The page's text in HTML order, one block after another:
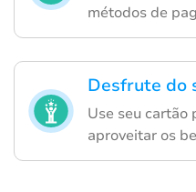
métodos de
Desfrute do
Use seu
aproveitar os